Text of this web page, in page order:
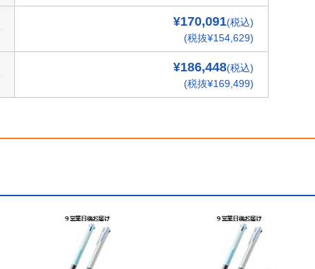
¥170,091(税込)
(税抜¥154,629)
¥186,448(税込)
(税抜¥169,499)